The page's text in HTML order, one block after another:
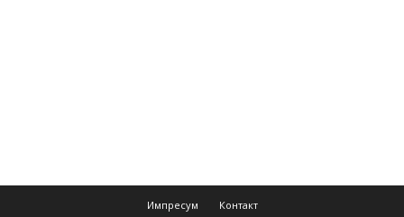
Импресум Контакт